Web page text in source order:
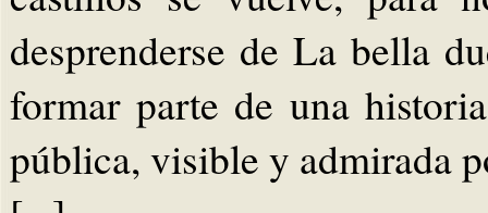
desprenderse de La bella
formar parte de una
pública, visible y admirada